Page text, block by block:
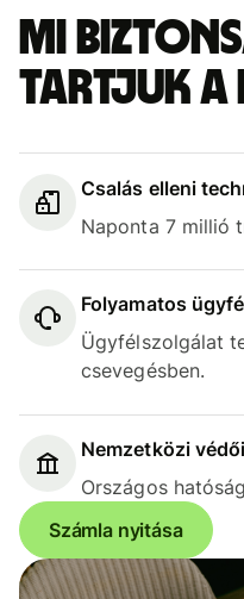
Mi
tartjuk a
Csalás elleni
Naponta 7 millió
Folyamatos
Ügyfélszolgálat
csevegésben.
Nemzetközi
Országos
Számla nyitása